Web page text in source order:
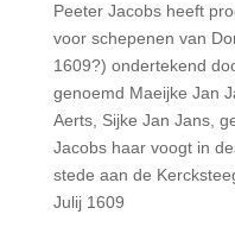
Peeter Jacobs heeft
voor sche­penen van
1609?) ondertekend
genoemd Maeijke Jan
Aerts, Sijke Jan Jans,
Jacobs haar voogt in
stede aan de
Julij 1609